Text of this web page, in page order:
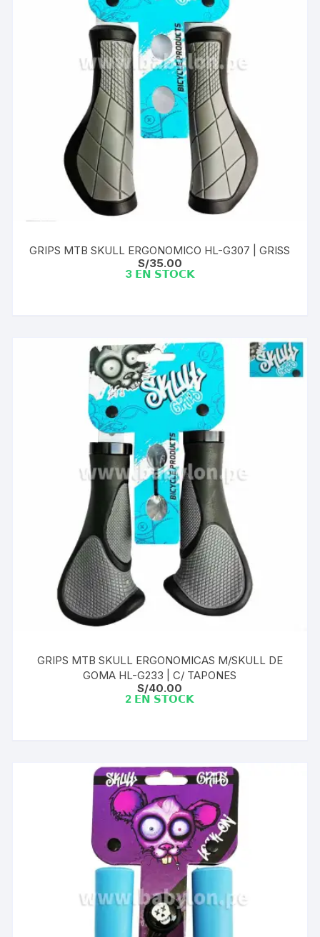
GRIPS MTB SKULL ERGONOMICO HL-G307 | GRISS
S/35.00
3 𝗘𝗡 𝗦𝗧𝗢𝗖𝗞
GRIPS MTB SKULL ERGONOMICAS M/SKULL DE
GOMA HL-G233 | C/ TAPONES
S/40.00
2 𝗘𝗡 𝗦𝗧𝗢𝗖𝗞